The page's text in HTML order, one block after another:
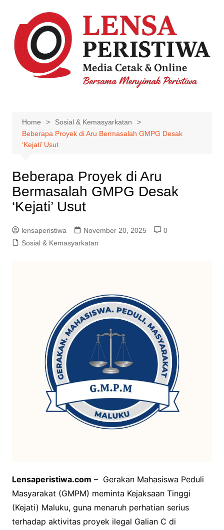
content
Home
Sosial & Kemasyarkatan
Beberapa Proyek di Aru Bermasalah GMPG Desak
‘Kejati’ Usut
Beberapa Proyek di Aru
Bermasalah GMPG Desak
‘Kejati’ Usut
lensaperistiwa November 20, 2025
0
Sosial & Kemasyarkatan
Lensaperistiwa.com – Gerakan Mahasiswa Peduli
Masyarakat (GMPM) meminta Kejaksaan Tinggi
(Kejati) Maluku, guna menaruh perhatian serius
terhadap aktivitas proyek ilegal Galian C di